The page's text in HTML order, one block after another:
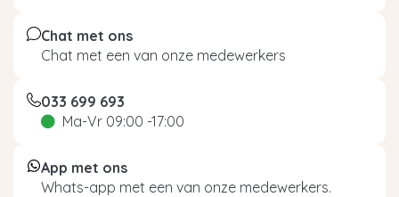
Chat met ons
Chat met een van onze medewerkers
033 699 693
Ma-Vr 09:00 -17:00
App met ons
Whats-app met een van onze medewerkers.